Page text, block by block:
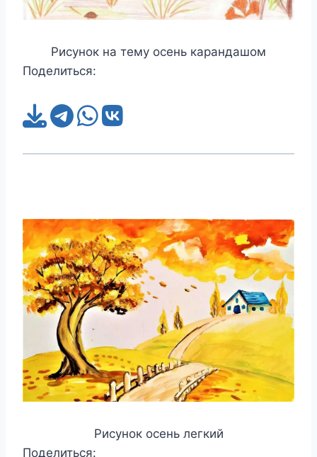
Рисунок на тему осень карандашом
Поделиться:
Рисунок осень легкий
Поделиться: